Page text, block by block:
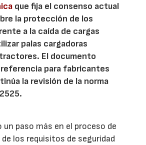
que fija el consenso actual
la protección de los
a la caída de cargas
palas cargadoras
El documento
para fabricantes
la revisión de la norma
un paso más en el proceso de
los requisitos de seguridad